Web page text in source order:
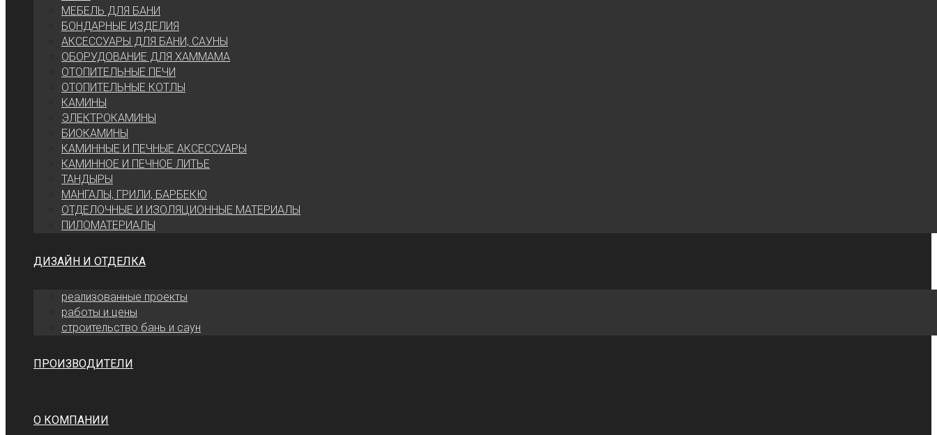
МЕБЕЛЬ ДЛЯ БАНИ
БОНДАРНЫЕ ИЗДЕЛИЯ
АКСЕССУАРЫ ДЛЯ БАНИ, САУНЫ
ОБОРУДОВАНИЕ ДЛЯ ХАММАМА
ОТОПИТЕЛЬНЫЕ ПЕЧИ
ОТОПИТЕЛЬНЫЕ КОТЛЫ
КАМИНЫ
ЭЛЕКТРОКАМИНЫ
БИОКАМИНЫ
КАМИННЫЕ И ПЕЧНЫЕ АКСЕССУАРЫ
КАМИННОЕ И ПЕЧНОЕ ЛИТЬЕ
ТАНДЫРЫ
МАНГАЛЫ, ГРИЛИ, БАРБЕКЮ
ОТДЕЛОЧНЫЕ И ИЗОЛЯЦИОННЫЕ МАТЕРИАЛЫ
ПИЛОМАТЕРИАЛЫ
ДИЗАЙН И ОТДЕЛКА
реализованные проекты
работы и цены
cтроительство бань и саун
ПРОИЗВОДИТЕЛИ
О КОМПАНИИ